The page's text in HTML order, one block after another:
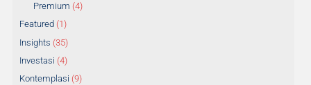
Premium (4)
Featured (1)
Insights (35)
Investasi (4)
Kontemplasi (9)